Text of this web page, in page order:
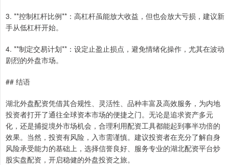
3. **控制杠杆比例**：高杠杆虽能放大收益，但也会放大亏损，建议新
手从低杠杆开始。
4. **制定交易计划**：设定止盈止损点，避免情绪化操作，尤其在波动
剧烈的外盘市场。
## 结语
湖北外盘配资凭借其合规性、灵活性、品种丰富及高效服务，为内地
投资者打开了通往全球资本市场的便捷之门。无论是追求资产多元
化，还是捕捉境外市场机会，合理利用配资工具都能起到事半功倍的
效果。当然，投资有风险，入市需谨慎。建议投资者在充分了解自身
风险承受能力的基础上，选择信誉良好、服务专业的湖北配资平台炒
股实盘配资，开启稳健的外盘投资之旅。